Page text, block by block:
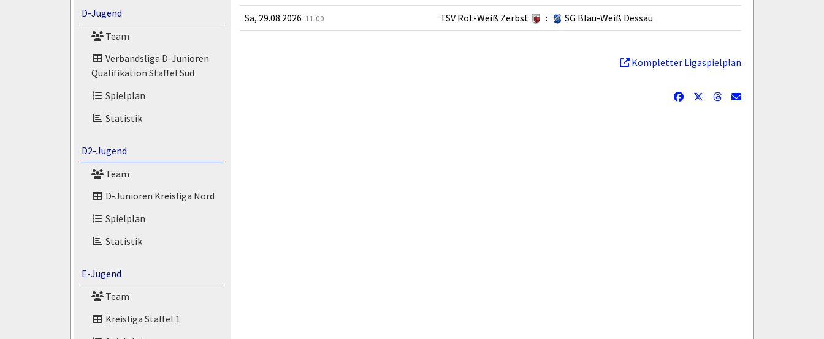
D-Jugend
Team
Verbandsliga D-Junioren
Qualifikation Staffel Süd
Spielplan
Statistik
D2-Jugend
Team
D-Junioren Kreisliga Nord
Spielplan
Statistik
E-Jugend
Team
Kreisliga Staffel 1
Sa, 29.08.2026 11:00 TSV Rot-Weiß Zerbst : SG Blau-Weiß Dessau
Kompletter Ligaspielplan